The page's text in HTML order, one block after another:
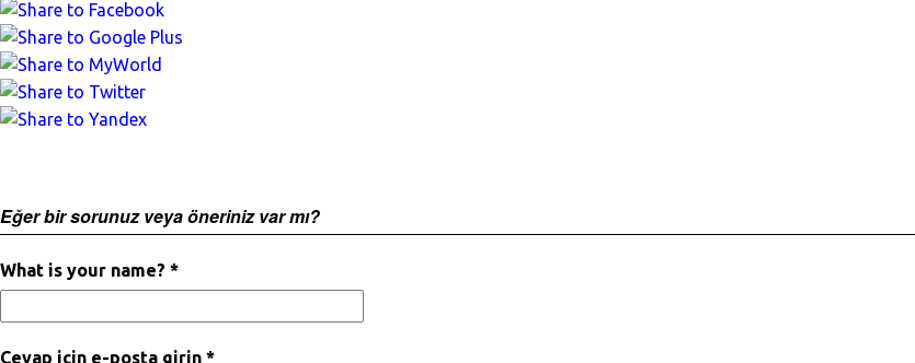
Eğer bir sorunuz veya öneriniz var mı?
What is your name? *
Cevap için e-posta girin *